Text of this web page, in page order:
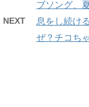
ブソング、
NEXT
息をし続け
ぜ？チコち